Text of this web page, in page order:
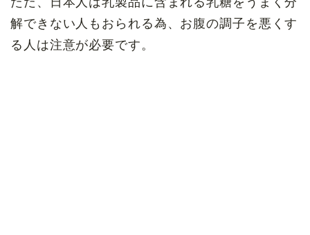
解できない人もおられる為、お腹の調子を悪くす
る人は注意が必要です。